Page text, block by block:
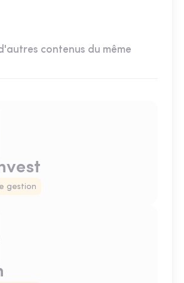
contenus du même
gestion